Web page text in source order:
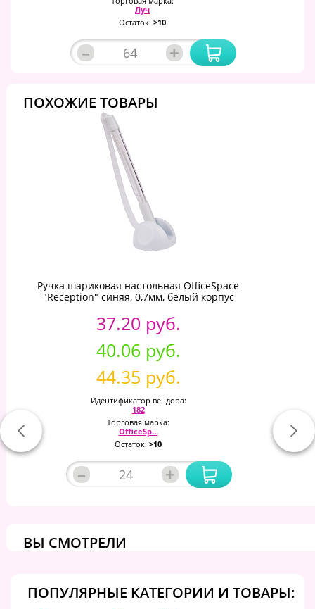
Луч
Остаток: >10
– +
ПОХОЖИЕ ТОВАРЫ
Ручка шариковая настольная OfficeSpace
"Reception" синяя, 0,7мм, белый корпус
37.20 руб.
40.06 руб.
44.35 руб.
Идентификатор вендора:
182
Торговая марка:
OfficeSp...
Остаток: >10
– +
ВЫ СМОТРЕЛИ
ПОПУЛЯРНЫЕ КАТЕГОРИИ И ТОВАРЫ: